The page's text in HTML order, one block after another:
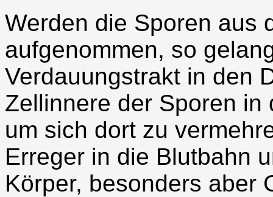
Werden die Sporen aus
aufgenommen, so
Verdauungstrakt in den
Zellinnere der Sporen in
um sich dort zu
Erreger in die Blutbahn
Körper, besonders aber